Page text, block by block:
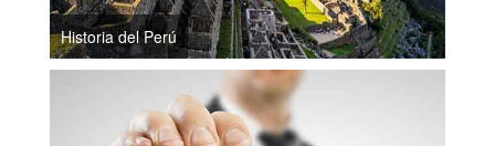
Historia del Perú